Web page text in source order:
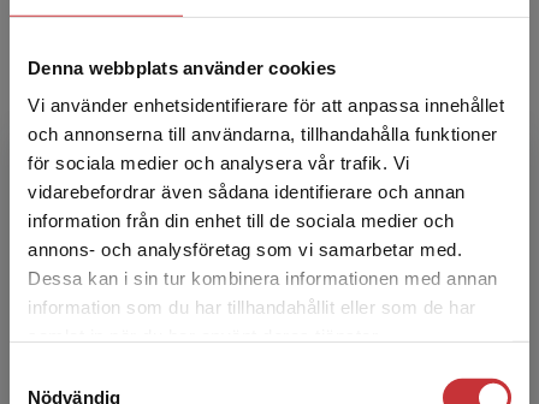
Denna webbplats använder cookies
Vi använder enhetsidentifierare för att anpassa innehållet
och annonserna till användarna, tillhandahålla funktioner
för sociala medier och analysera vår trafik. Vi
vidarebefordrar även sådana identifierare och annan
information från din enhet till de sociala medier och
annons- och analysföretag som vi samarbetar med.
Dessa kan i sin tur kombinera informationen med annan
information som du har tillhandahållit eller som de har
Nödvändig
Begränsad fraktregion
Det verkar som att du besöker
studentlitteratur.se via en enhet utanför Sverige.
Vi erbjuder inte leveranser utanför Sverige. För
Umeå universitet och docent i tvåspråkighet
Karyn Humphries Sandström